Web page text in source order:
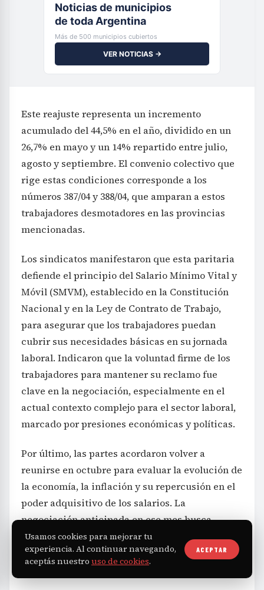
Noticias de municipios
de toda Argentina
Más de 500 municipios cubiertos
VER NOTICIAS →
Este reajuste representa un incremento
acumulado del 44,5% en el año, dividido en un
26,7% en mayo y un 14% repartido entre julio,
agosto y septiembre. El convenio colectivo que
rige estas condiciones corresponde a los
números 387/04 y 388/04, que amparan a estos
trabajadores desmotadores en las provincias
mencionadas.
Los sindicatos manifestaron que esta paritaria
defiende el principio del Salario Mínimo Vital y
Móvil (SMVM), establecido en la Constitución
Nacional y en la Ley de Contrato de Trabajo,
para asegurar que los trabajadores puedan
cubrir sus necesidades básicas en su jornada
laboral. Indicaron que la voluntad firme de los
trabajadores para mantener su reclamo fue
clave en la negociación, especialmente en el
actual contexto complejo para el sector laboral,
marcado por presiones económicas y políticas.
Por último, las partes acordaron volver a
reunirse en octubre para evaluar la evolución de
la economía, la inflación y su repercusión en el
poder adquisitivo de los salarios. La
negociación anticipada en ese mes busca
garantizar que los ajustes sigan acompañando
la realidad económica que afecta a los
trabajadores del sector aceitero y desmotador.
Usamos cookies para mejorar tu
experiencia. Al continuar navegando,
aceptás nuestro uso de cookies.
ACEPTAR